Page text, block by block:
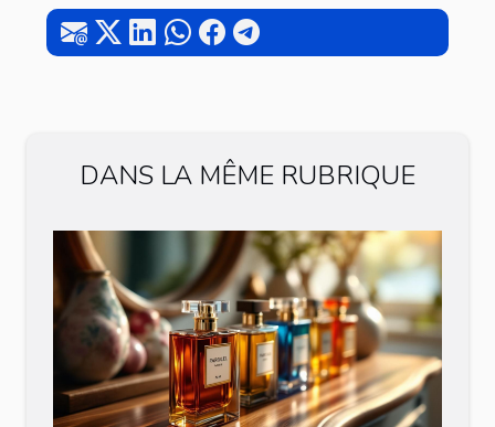
DANS LA MÊME RUBRIQUE